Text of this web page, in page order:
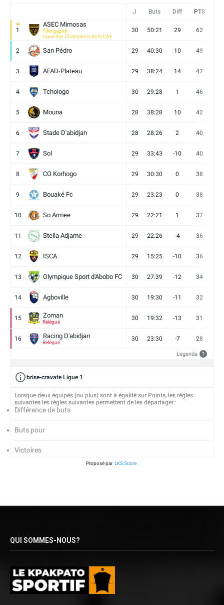
J Buts Diff PTS
1
ASEC Mimosas
Titre gagné
Ligue des Champions de la CAF
30 50:21 29 62
2 San Pédro 29 40:30 10 49
3 AFAD-Plateau 29 38:24 14 47
4 Tchologo 30 29:28 1 46
5 Mouna 28 38:28 10 42
6 Stade D'abidjan 28 28:26 2 40
7 Sol 29 33:43 -10 40
8 CO Korhogo 29 30:30 0 38
9 Bouaké Fc 29 23:23 0 38
10 So Armee 29 22:21 1 37
11 Stella Adjame 29 22:26 -4 36
12 ISCA 29 15:25 -10 36
13 Olympique Sport d'Abobo FC 30 27:39 -12 34
14 Agboville 30 19:30 -11 32
15 Zoman
Relégué
30 19:32 -13 31
16 Racing D'abidjan
Relégué
30 23:30 -7 28
Legenda ?
brise-cravate Ligue 1
Lorsque deux équipes (ou plus) sont à égalité sur Points, les règles
suivantes les règles suivantes permettent de les départager :
Différence de buts
Buts pour
Victoires
Proposé par LKS Score
QUI SOMMES-NOUS?